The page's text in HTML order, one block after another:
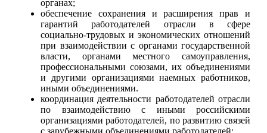
органах;
обеспечение сохранения и расширения прав и
гарантий работодателей отрасли в сфере
социально-трудовых и экономических отношений
при взаимодействии с органами государственной
власти, органами местного самоуправления,
профессиональными союзами, их объединениями
и другими организациями наемных работников,
иными объединениями.
координация деятельности работодателей отрасли
по взаимодействию с иными российскими
организациями работодателей, по развитию связей
с зарубежными объединениями работодателей;